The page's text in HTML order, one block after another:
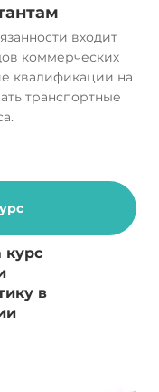
входит
коммерческих
квалификации на
транспортные
курс
в